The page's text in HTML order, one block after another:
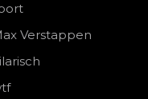
Verstappen